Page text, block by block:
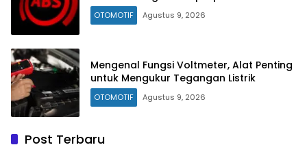
OTOMOTIF Agustus 9, 2026
Mengenal Fungsi Voltmeter, Alat Penting
untuk Mengukur Tegangan Listrik
OTOMOTIF Agustus 9, 2026
Post Terbaru